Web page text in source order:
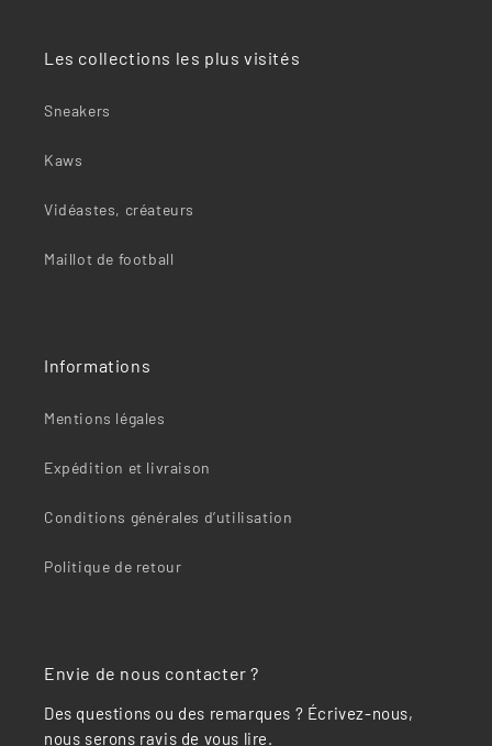
Les collections les plus visités
Sneakers
Kaws
Vidéastes, créateurs
Maillot de football
Informations
Mentions légales
Expédition et livraison
Conditions générales d’utilisation
Politique de retour
Envie de nous contacter ?
Des questions ou des remarques ? Écrivez-nous,
nous serons ravis de vous lire.